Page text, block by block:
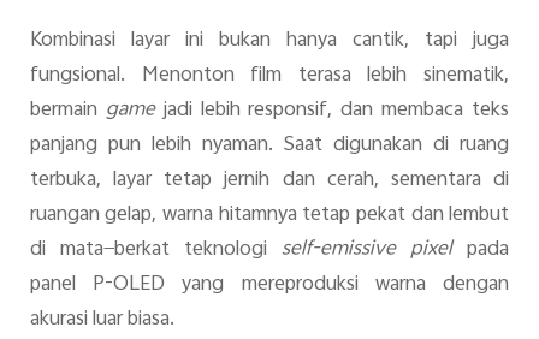
Kombinasi layar ini bukan hanya cantik, tapi juga
fungsional. Menonton film terasa lebih sinematik,
bermain gamejadi lebih responsif, dan membaca teks
panjang pun lebih nyaman. Saat digunakan di ruang
terbuka, layar tetap jernih dan cerah, sementara di
ruangan gelap, warna hitamnya tetap pekat dan lembut
di mata—berkat teknologi self-emissive pixelpada
panel P-OLED yang mereproduksi warna dengan
akurasi luar biasa.